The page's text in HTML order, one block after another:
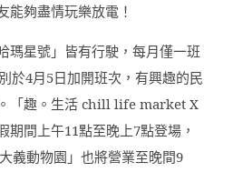
能夠盡情玩樂放電！
瑪星號」皆有行駛，每月僅一班
於4月5日加開班次，有興趣的民
「趣。生活 chill life market X
期間上午11點至晚上7點登場，
大義動物園」也將營業至晚間9